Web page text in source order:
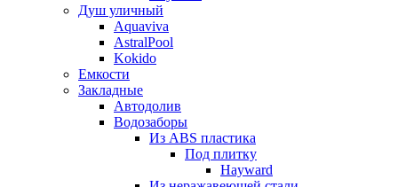
Душ уличный
Aquaviva
AstralPool
Kokido
Емкости
Закладные
Автодолив
Водозаборы
Из ABS пластика
Под плитку
Hayward